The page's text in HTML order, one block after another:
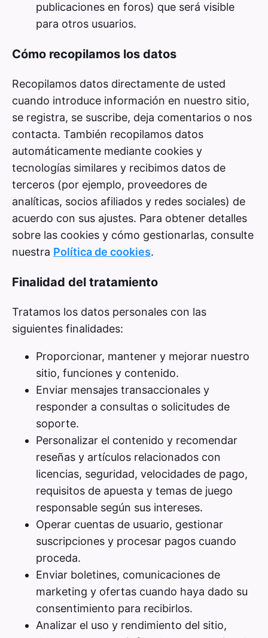
publicaciones en foros) que será visible
para otros usuarios.
Cómo recopilamos los datos
Recopilamos datos directamente de usted
cuando introduce información en nuestro sitio,
se registra, se suscribe, deja comentarios o nos
contacta. También recopilamos datos
automáticamente mediante cookies y
tecnologías similares y recibimos datos de
terceros (por ejemplo, proveedores de
analíticas, socios afiliados y redes sociales) de
acuerdo con sus ajustes. Para obtener detalles
sobre las cookies y cómo gestionarlas, consulte
nuestra Política de cookies.
Finalidad del tratamiento
Tratamos los datos personales con las
siguientes finalidades:
Proporcionar, mantener y mejorar nuestro
sitio, funciones y contenido.
Enviar mensajes transaccionales y
responder a consultas o solicitudes de
soporte.
Personalizar el contenido y recomendar
reseñas y artículos relacionados con
licencias, seguridad, velocidades de pago,
requisitos de apuesta y temas de juego
responsable según sus intereses.
Operar cuentas de usuario, gestionar
suscripciones y procesar pagos cuando
proceda.
Enviar boletines, comunicaciones de
marketing y ofertas cuando haya dado su
consentimiento para recibirlos.
Analizar el uso y rendimiento del sitio,